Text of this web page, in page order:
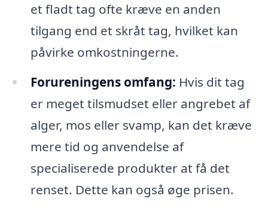
et fladt tag ofte kræve en anden
tilgang end et skråt tag, hvilket kan
påvirke omkostningerne.
Forureningens omfang: Hvis dit tag
er meget tilsmudset eller angrebet af
alger, mos eller svamp, kan det kræve
mere tid og anvendelse af
specialiserede produkter at få det
renset. Dette kan også øge prisen.